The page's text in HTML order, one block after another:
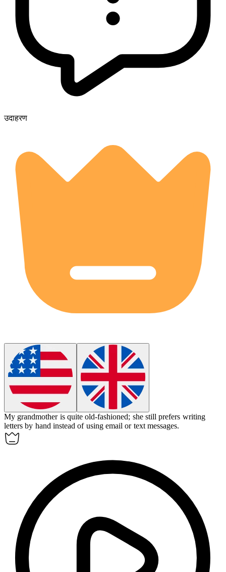
उदाहरण
My grandmother is quiteold-fashioned; she still prefers writing
letters by hand instead of using email or text messages.